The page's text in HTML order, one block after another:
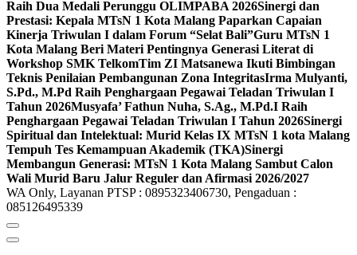
Raih Dua Medali Perunggu OLIMPABA 2026Sinergi dan
Prestasi: Kepala MTsN 1 Kota Malang Paparkan Capaian
Kinerja Triwulan I dalam Forum “Selat Bali”Guru MTsN 1
Kota Malang Beri Materi Pentingnya Generasi Literat di
Workshop SMK TelkomTim ZI Matsanewa Ikuti Bimbingan
Teknis Penilaian Pembangunan Zona IntegritasIrma Mulyanti,
S.Pd., M.Pd Raih Penghargaan Pegawai Teladan Triwulan I
Tahun 2026Musyafa’ Fathun Nuha, S.Ag., M.Pd.I Raih
Penghargaan Pegawai Teladan Triwulan I Tahun 2026Sinergi
Spiritual dan Intelektual: Murid Kelas IX MTsN 1 kota Malang
Tempuh Tes Kemampuan Akademik (TKA)Sinergi
Membangun Generasi: MTsN 1 Kota Malang Sambut Calon
Wali Murid Baru Jalur Reguler dan Afirmasi 2026/2027
WA Only, Layanan PTSP : 0895323406730, Pengaduan :
085126495339